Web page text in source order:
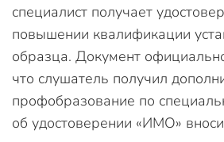
специалист получает
повышении квалификации
образца. Документ
что слушатель получил
профобразование по
об удостоверении «ИМО»